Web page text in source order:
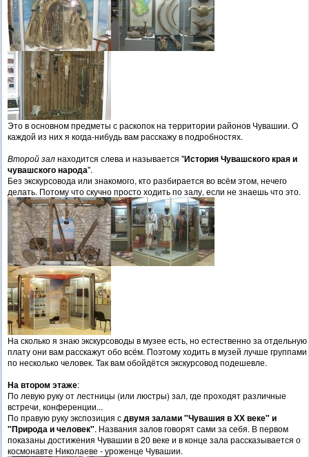
Это в основном предметы с раскопок на территории районов Чувашии. О
каждой из них я когда-нибудь вам расскажу в подробностях.
Второй залнаходится слева и называется "История Чувашского края и
чувашского народа".
Без экскурсовода или знакомого, кто разбирается во всём этом, нечего
делать. Потому что скучно просто ходить по залу, если не знаешь что это.
На сколько я знаю экскурсоводы в музее есть, но естественно за отдельную
плату они вам расскажут обо всём. Поэтому ходить в музей лучше группами
по несколько человек. Так вам обойдётся экскурсовод подешевле.
На втором этаже:
По левую руку от лестницы (или люстры) зал, где проходят различные
встречи, конференции...
По правую руку экспозиция сдвумя залами "Чувашия в ХХ веке" и
"Природа и человек". Названия залов говорят сами за себя. В первом
показаны достижения Чувашии в 20 веке и в конце зала рассказывается о
космонавте Николаеве - уроженце Чувашии.